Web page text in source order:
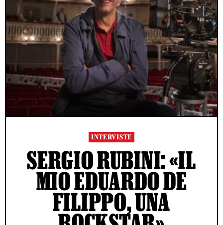
INTERVISTE
SERGIO RUBINI: «IL
MIO EDUARDO DE
FILIPPO, UNA